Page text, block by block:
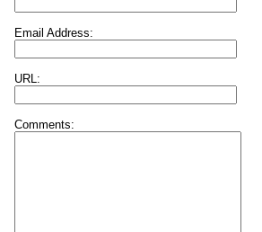
Email Address:
URL:
Comments: